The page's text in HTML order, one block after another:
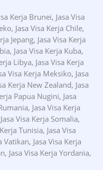
Kerja Brunei, Jasa Visa
Jasa Visa Kerja Chile,
Jepang, Jasa Visa Kerja
Jasa Visa Kerja Kuba,
Libya, Jasa Visa Kerja
Visa Kerja Meksiko, Jasa
Kerja New Zealand, Jasa
Papua Nugini, Jasa
Jasa Visa Kerja
Visa Kerja Somalia,
Tunisia, Jasa Visa
Jasa Visa Kerja
Jasa Visa Kerja Yordania,